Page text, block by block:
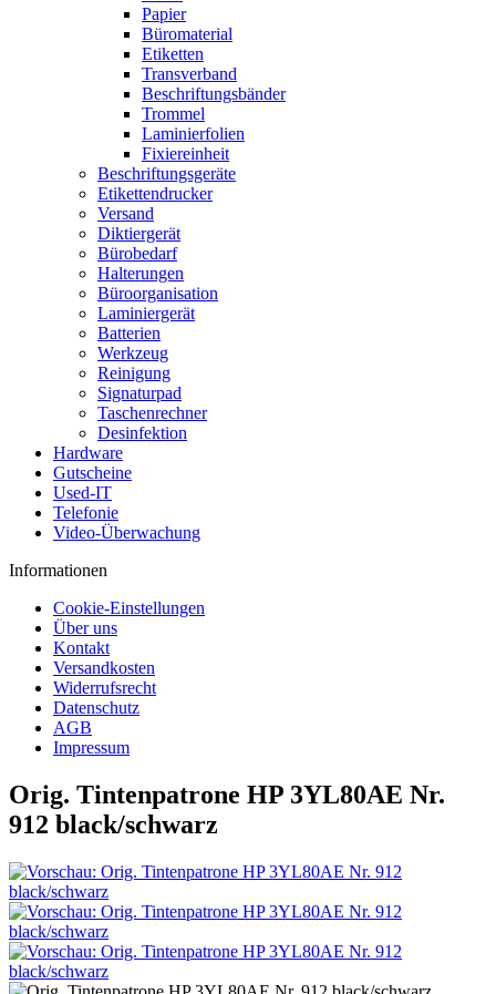
Papier
Büromaterial
Etiketten
Transverband
Beschriftungsbänder
Trommel
Laminierfolien
Fixiereinheit
Beschriftungsgeräte
Etikettendrucker
Versand
Diktiergerät
Bürobedarf
Halterungen
Büroorganisation
Laminiergerät
Batterien
Werkzeug
Reinigung
Signaturpad
Taschenrechner
Desinfektion
Hardware
Gutscheine
Used-IT
Telefonie
Video-Überwachung
Informationen
Cookie-Einstellungen
Über uns
Kontakt
Versandkosten
Widerrufsrecht
Datenschutz
AGB
Impressum
Orig. Tintenpatrone HP 3YL80AE Nr.
912 black/schwarz